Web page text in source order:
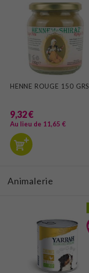
HENNE ROUGE 150 GRS
9,32 €
Au lieu de 11,65 €
Animalerie